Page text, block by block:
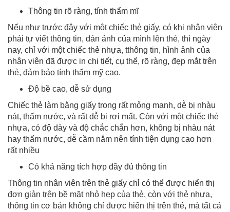
Thông tin rõ ràng, tính thẩm mĩ
Nếu như trước đây với một chiếc thẻ giấy, có khi nhân viên
phải tự viết thông tin, dán ảnh của mình lên thẻ, thì ngày
nay, chỉ với một chiếc thẻ nhựa, tthông tin, hình ảnh của
nhân viên đã được in chi tiết, cụ thể, rõ ràng, đẹp mắt trên
thẻ, đảm bảo tính thẩm mỹ cao.
Độ bề cao, dễ sử dụng
Chiếc thẻ làm bằng giấy trong rất mỏng manh, dễ bị nhàu
nát, thấm nước, và rất dễ bị rơi mất. Còn với một chiếc thẻ
nhựa, có độ dày và độ chắc chắn hơn, không bị nhàu nát
hay thấm nước, dễ cầm nắm nên tính tiện dụng cao hơn
rất nhiều
Có khả năng tích hợp đầy đủ thông tin
Thông tin nhân viên trên thẻ giấy chỉ có thể được hiển thị
đơn giản trên bề mặt nhỏ hẹp của thẻ, còn với thẻ nhựa,
thông tin cơ bản không chỉ được hiển thị trên thẻ, mà tất cả